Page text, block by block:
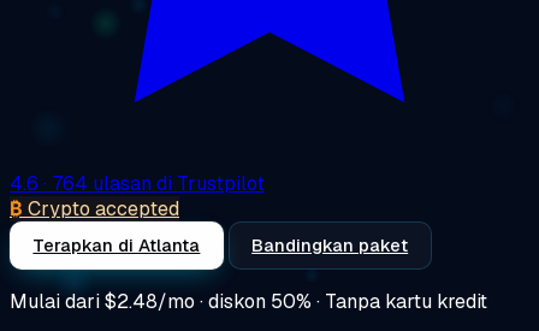
4.6 · 764 ulasan di Trustpilot
₿ Crypto accepted
Terapkan di Atlanta Bandingkan paket
Mulai dari$2.48/mo · diskon 50% · Tanpa kartu kredit